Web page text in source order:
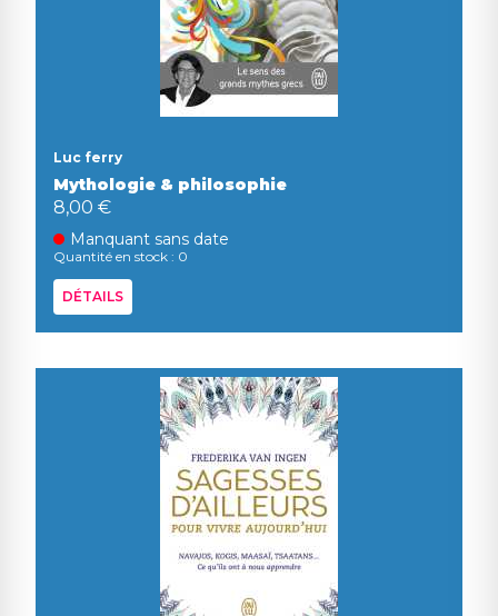
Luc ferry
Mythologie & philosophie
8,00 €
Manquant sans date
Quantité en stock : 0
DÉTAILS